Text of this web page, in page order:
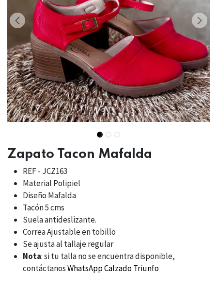
Zapato Tacon Mafalda
REF - JCZ163
Material Polipiel
Diseño Mafalda
Tacón 5 cms
Suela antideslizante.
Correa Ajustable en tobillo
Se ajusta al tallaje regular
Nota: si tu talla no se encuentra disponible,
contáctanosWhatsApp Calzado Triunfo